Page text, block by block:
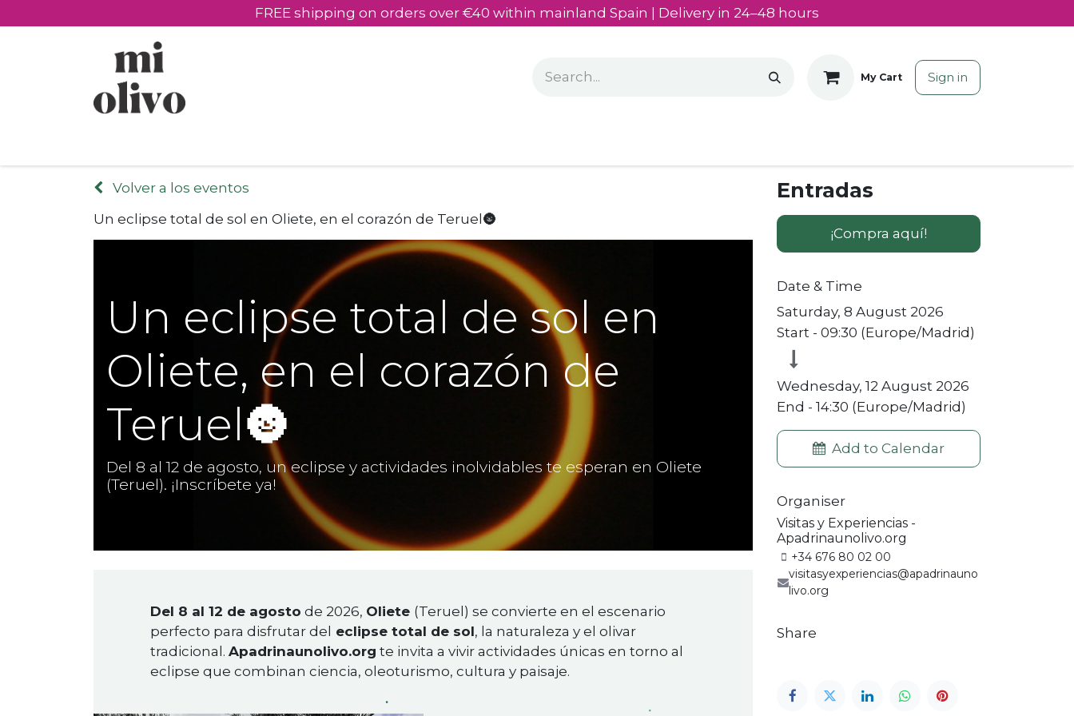
FREE shipping on orders over €40 within mainland Spain | Delivery in 24–48 hours
My Cart Sign in
Volver a los eventos
Un eclipse total de sol en Oliete, en el corazón de Teruel🌚
Un eclipse total de sol en
Oliete, en el corazón de
Teruel🌚
Del 8 al 12 de agosto, un eclipse y actividades inolvidables te esperan en Oliete
(Teruel). ¡Inscríbete ya!
Del 8 al 12 de agosto de 2026, Oliete (Teruel) se convierte en el escenario
perfecto para disfrutar del eclipse total de sol, la naturaleza y el olivar
tradicional.Apadrinaunolivo.org te invita a vivir actividades únicas en torno al
eclipse que combinan ciencia, oleoturismo, cultura y paisaje.
Entradas
¡Compra aquí!
Date & Time
Saturday, 8 August 2026
Start - 09:30 (Europe/Madrid )
Wednesday, 12 August 2026
End - 14:30 (Europe/Madrid )
Add to Calendar
Organiser
Visitas y Experiencias -
Apadrinaunolivo.org
+34 676 80 02 00
visitasyexperiencias@apadrinauno
livo.org
Share